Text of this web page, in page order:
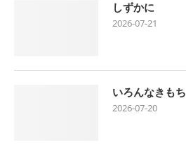
しずかに
2026-07-21
いろんなきもち
2026-07-20